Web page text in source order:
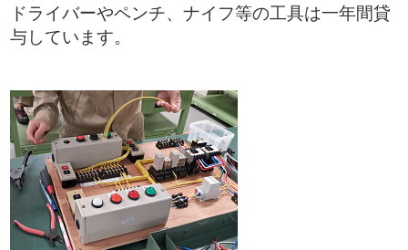
ドライバーやペンチ、ナイフ等の工具は一年間貸
与しています。